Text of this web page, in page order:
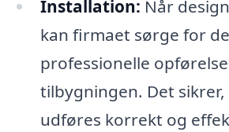
Installation: Når
kan firmaet sørge for
professionelle
tilbygningen. Det
udføres korrekt og